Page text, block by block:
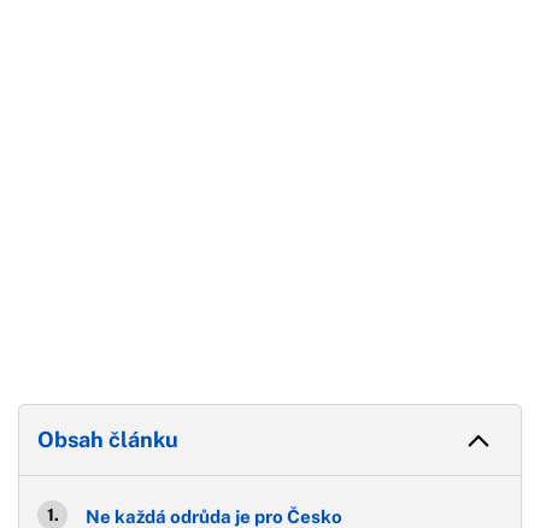
Obsah článku
Ne každá odrůda je pro Česko